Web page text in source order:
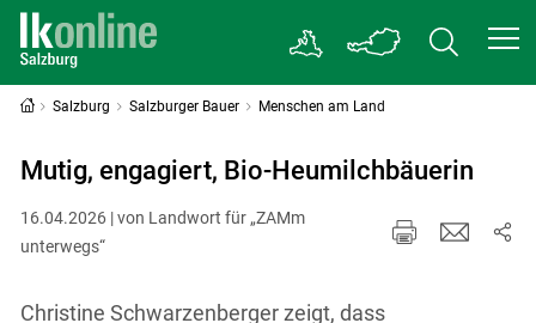
Salzburg Salzburger Bauer Menschen am Land
Mutig, engagiert, Bio-Heumilchbäuerin
16.04.2026 | von Landwort für „ZAMm
unterwegs“
Christine Schwarzenberger zeigt, dass